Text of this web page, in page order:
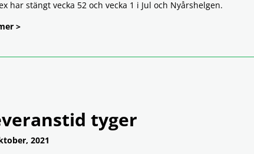
har stängt vecka 52 och vecka 1 i Jul och Nyårshelgen.
>
tyger
2021